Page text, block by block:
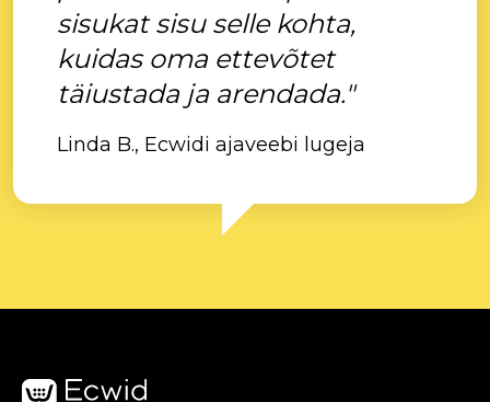
sisukat sisu selle kohta,
kuidas oma ettevõtet
täiustada ja arendada."
Linda B., Ecwidi ajaveebi lugeja